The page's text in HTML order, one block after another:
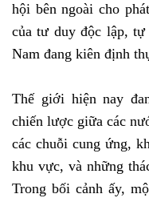
hội bên ngoài cho
của tư duy độc lập,
Nam đang kiên định
Thế giới hiện nay
chiến lược giữa các
các chuỗi cung ứng,
khu vực, và những
Trong bối cảnh ấy,